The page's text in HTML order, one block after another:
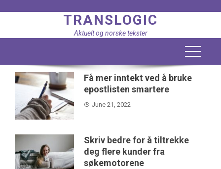
TRANSLOGIC
Aktuelt og norske tekster
Få mer inntekt ved å bruke
epostlisten smartere
June 21, 2022
Skriv bedre for å tiltrekke
deg flere kunder fra
søkemotorene